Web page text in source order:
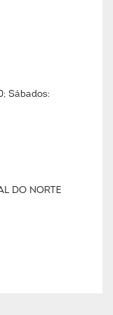
Sábados:
DO NORTE